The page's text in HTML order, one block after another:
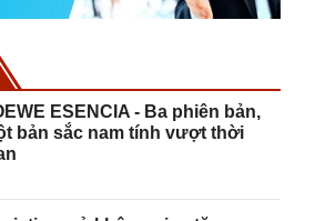
ESENCIA - Ba phiên bản,
bản sắc nam tính vượt thời